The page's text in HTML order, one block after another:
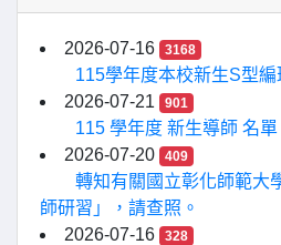
2026-07-16 3168
115學年度本校新生S型編
2026-07-21
901
115 學年度 新生導師 名單
2026-07-20
409
轉知有關國立彰化師範大
師研習」，請查照。
2026-07-16
328